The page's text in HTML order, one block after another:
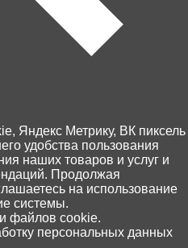
и оплата
0
Избранное Поиск
Яндекс Метрику, ВК пиксель
удобства пользования
наших товаров и услуг и
Продолжая
на использование
системы.
файлов cookie.
персональных данных